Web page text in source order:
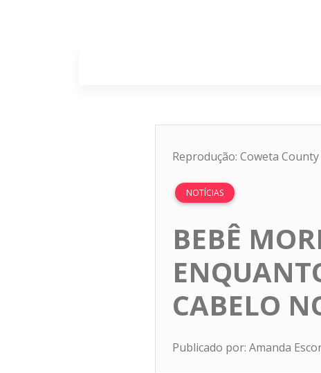
Reprodução: Coweta
NOTÍCIAS
BEBÊ
CABELO
Publicado por: Amanda